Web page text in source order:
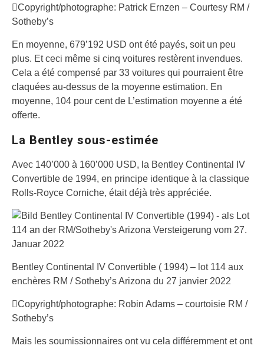
Copyright/photographe: Patrick Ernzen – Courtesy RM /
Sotheby’s
En moyenne, 679’192 USD ont été payés, soit un peu
plus. Et ceci même si cinq voitures restèrent invendues.
Cela a été compensé par 33 voitures qui pourraient être
claquées au-dessus de la moyenne estimation. En
moyenne, 104 pour cent de L’estimation moyenne a été
offerte.
La Bentley sous-estimée
Avec 140’000 à 160’000 USD, la Bentley Continental IV
Convertible de 1994, en principe identique à la classique
Rolls-Royce Corniche, était déjà très appréciée.
Bentley Continental IV Convertible ( 1994) – lot 114 aux
enchères RM / Sotheby’s Arizona du 27 janvier 2022
Copyright/photographe: Robin Adams – courtoisie RM /
Sotheby’s
Mais les soumissionnaires ont vu cela différemment et ont